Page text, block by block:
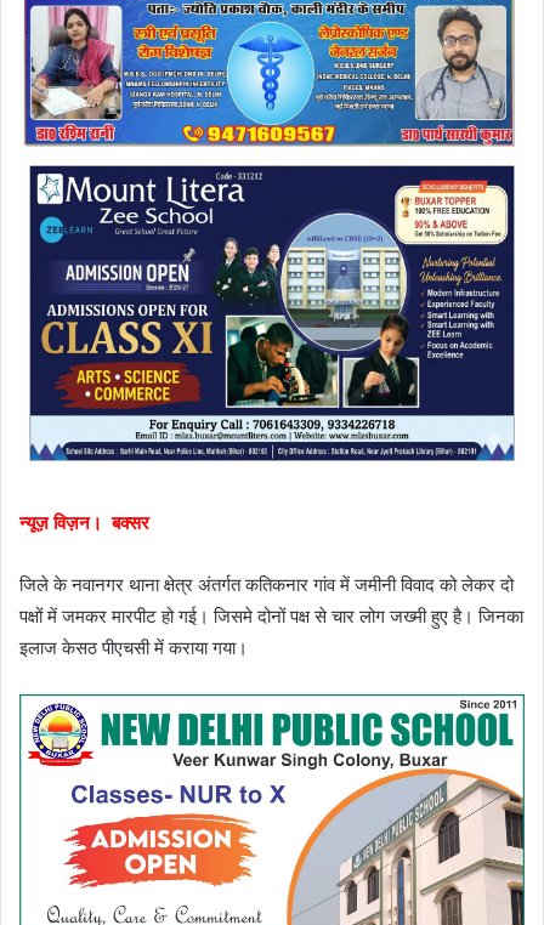
न्यूज़ विज़न। बक्सर
जिले के नवानगर थाना क्षेत्र अंतर्गत कतिकनार गांव में जमीनी विवाद को लेकर दो
पक्षों में जमकर मारपीट हो गई। जिसमे दोनों पक्ष से चार लोग जख्मी हुए है। जिनका
इलाज केसठ पीएचसी में कराया गया।